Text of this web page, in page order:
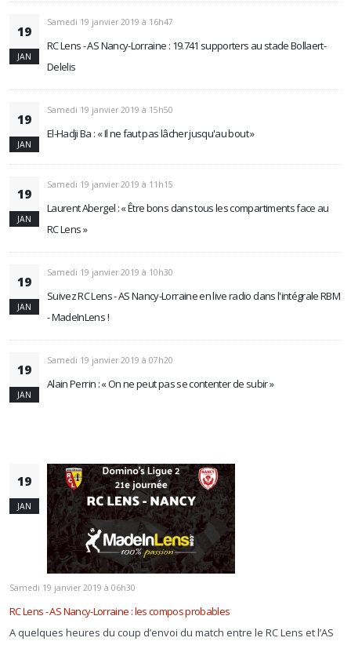
19
JAN
Samedi 19 janvier 2019 à 16h47
RC Lens - AS Nancy-Lorraine : 19.741 supporters au stade Bollaert-
Delelis
19
JAN
Samedi 19 janvier 2019 à 15h50
El-Hadji Ba : « Il ne faut pas lâcher jusqu'au bout »
19
JAN
Samedi 19 janvier 2019 à 11h15
Laurent Abergel : « Être bons dans tous les compartiments face au
RC Lens »
19
JAN
Samedi 19 janvier 2019 à 10h30
Suivez RC Lens - AS Nancy-Lorraine en live radio dans l'intégrale RBM
- MadeInLens !
19
JAN
Samedi 19 janvier 2019 à 07h20
Alain Perrin : « On ne peut pas se contenter de subir »
19
JAN
Samedi 19 janvier 2019 à 06h30
RC Lens - AS Nancy-Lorraine : les compos probables
A quelques heures du coup d’envoi du match entre le RC Lens et l’AS